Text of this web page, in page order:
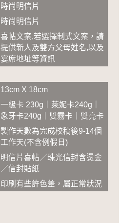
時尚明信片
時尚明信片
喜帖文案,若選擇制式文案，請
提供新人及雙方父母姓名,以及
宴席地址等資訊
13cm X 18cm
一級卡 230g｜萊妮卡240g｜
象牙卡240g｜雙霧卡｜雙亮卡
製作天數為完成校稿後9-14個
工作天(不含例假日)
明信片喜帖／珠光信封含燙金
／信封貼紙
印刷有些許色差，屬正常狀況